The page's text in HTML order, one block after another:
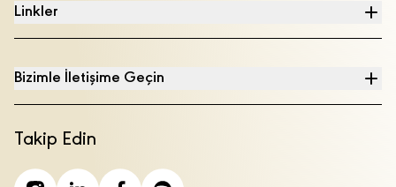
Linkler
Bizimle İletişime Geçin
Takip Edin